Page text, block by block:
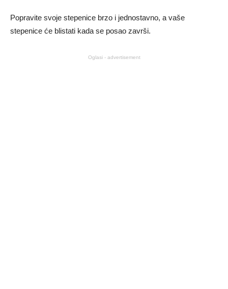
Popravite svoje stepenice brzo i jednostavno, a vaše
stepenice će blistati kada se posao završi.
Oglasi - advertisement